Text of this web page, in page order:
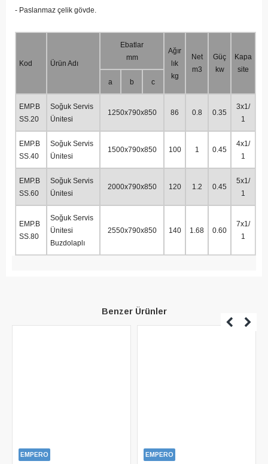
- Paslanmaz çelik gövde.
Kod Ürün Adı
Ebatlar
mm
Ağır
lık
kg
Net
m3
Güç
kw
Kapa
site
a
b c
EMP.B
SS.20
Soğuk Servis
Ünitesi
1250x790x850 86 0.8 0.35
3x1/
1
EMP.B
SS.40
Soğuk Servis
Ünitesi
1500x790x850 100 1 0.45
4x1/
1
EMP.B
SS.60
Soğuk Servis
Ünitesi
2000x790x850 120 1.2 0.45
5x1/
1
EMP.B
SS.80
Soğuk Servis
Ünitesi
Buzdolaplı
2550x790x850 140 1.68 0.60
7x1/
1
Benzer Ürünler
EMPERO EMPERO